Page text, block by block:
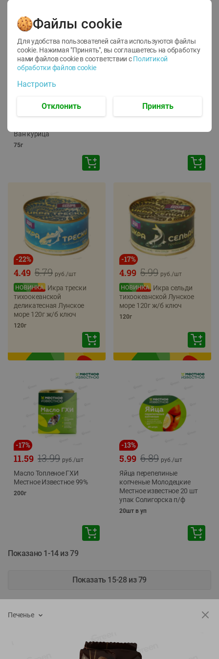
12
1.05 руб./
руб./шт
Корм влаж. для кош. с
Ван курица
75г
ТОФУ Vegetus ТВЕРДЫЙ
-22%
5.79
4.49 руб./шт
Икра трески
тихоокеанской
деликатесная Лунское
море 120г ж/б ключ
120г
-17%
5.99
4.99 руб./шт
Икра сельди
тихоокеанской Лунское
море 120г ж/б ключ
120г
-17%
13.99
11.59 руб./шт
Масло Топленое ГХИ
Местное Известное 99%
200г
-13%
6.89
5.99 руб./шт
Яйца перепелиные
копченые Молодецкие
Местное известное 20 шт
упак Солигорска п/ф
20шт в уп
Показано 1-14 из 79
Показать 15-28 из 79
Печенье
Файлы cookie
Для удобства пользователей сайта используются файлы
cookie. Нажимая "Принять", вы соглашаетесь на обработку
нами файлов cookie в соответствии с Политикой
обработки файлов cookie
Настроить
Отклонить Принять